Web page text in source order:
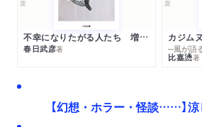
不幸になりたがる人たち 増補新版
春日武彦著
カジム
─風が語
比嘉慂著
【幻想・ホラー・怪談……】